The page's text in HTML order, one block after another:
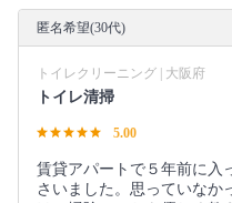
匿名希望(30代)
トイレクリーニング | 大阪府
トイレ清掃
5.00
賃貸アパートで５年前に入
さいました。思っていなか